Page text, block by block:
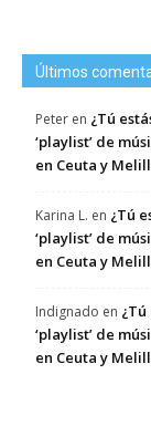
Últimos
Peter en ¿Tú
‘playlist’ de
en Ceuta y
Karina L. en ¿Tú
‘playlist’ de
en Ceuta y
Indignado en
‘playlist’ de
en Ceuta y